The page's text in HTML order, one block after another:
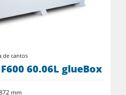
de cantos
60.06L glueBox
mm